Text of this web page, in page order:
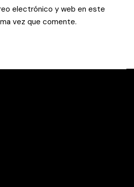
electrónico y web en este
vez que comente.